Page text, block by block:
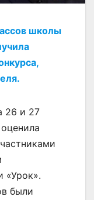
школы
26 и 27
«Урок».
были